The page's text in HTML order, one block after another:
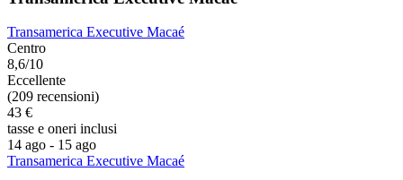
Transamerica Executive Macaé
Centro
8,6/10
Eccellente
(209 recensioni)
43 €
tasse e oneri inclusi
14 ago - 15 ago
Transamerica Executive Macaé